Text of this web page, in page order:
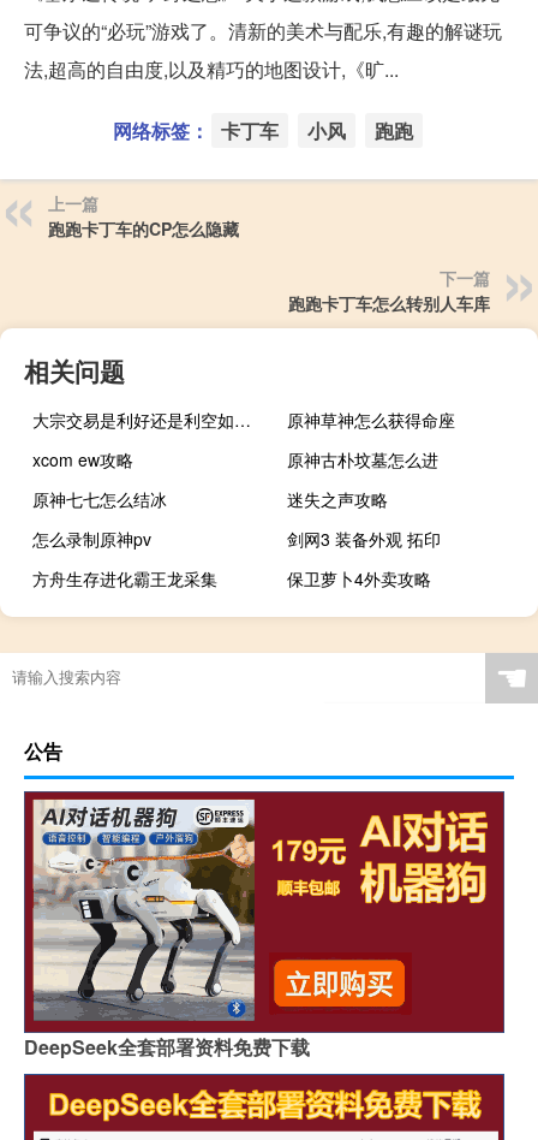
可争议的“必玩”游戏了。清新的美术与配乐,有趣的解谜玩
法,超高的自由度,以及精巧的地图设计,《旷...
网络标签： 卡丁车 小风 跑跑
上一篇
跑跑卡丁车的CP怎么隐藏
下一篇
跑跑卡丁车怎么转别人车库
相关问题
大宗交易是利好还是利空如何判断（大宗交易是利好还是利空）
原神草神怎么获得命座
xcom ew攻略
原神古朴坟墓怎么进
原神七七怎么结冰
迷失之声攻略
怎么录制原神pv
剑网3 装备外观 拓印
方舟生存进化霸王龙采集
保卫萝卜4外卖攻略
☚
公告
DeepSeek全套部署资料免费下载